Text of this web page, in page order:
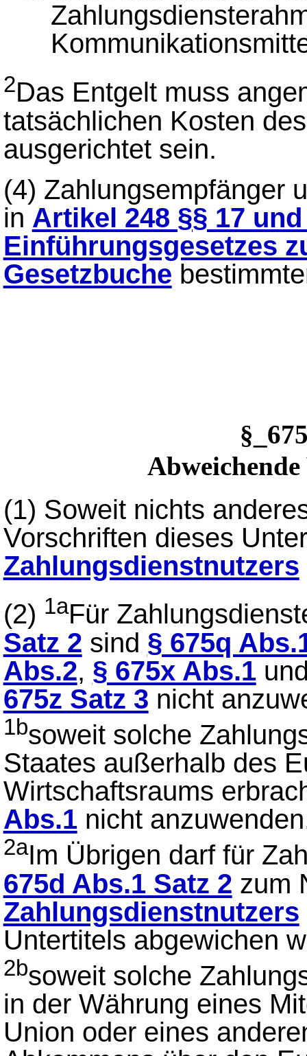
2Das Entgelt muss
tatsächlichen Kosten
ausgerichtet sein.
(4) Zahlungsempfänger
in Artikel 248 §§ 17
Einführungsgesetzes
Gesetzbuche
(1) Soweit nichts
Vorschriften dieses
Zahlungsdienstnutzers
(2) 1aFür
Satz 2 sind § 675q
Abs.2, § 675x Abs.1
675z Satz 3 nicht
1bsoweit solche
Staates außerhalb des
Wirtschaftsraums
Abs.1nicht
2aIm Übrigen darf für
675d Abs.1 Satz 2 zum
Zahlungsdienstnutzers
Untertitels abgewichen
2bsoweit solche
in der Währung eines
Union oder eines